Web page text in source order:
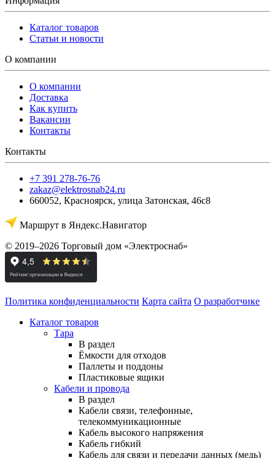
Каталог товаров
Статьи и новости
О компании
О компании
Доставка
Как купить
Вакансии
Контакты
Контакты
+7 391 278-76-76
zakaz@elektrosnab24.ru
660052, Красноярск, улица Затонская, 46с8
Маршрут в Яндекс.Навигатор
© 2019–2026 Торговый дом «Электроснаб»
Политика конфиденциальности Карта сайта О разработчике
Каталог товаров
Тара
В раздел
Ёмкости для отходов
Паллеты и поддоны
Пластиковые ящики
Кабели и провода
В раздел
Кабели связи, телефонные,
телекоммуникационные
Кабель высокого напряжения
Кабель гибкий
Кабель для связи и передачи данных (медь)